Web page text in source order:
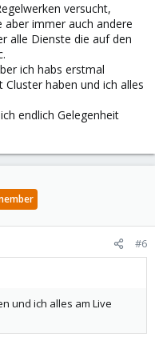
versucht,
aber immer auch andere
alle Dienste die auf den
ich habs erstmal
haben und ich alles
endlich Gelegenheit
#6
und ich alles am Live